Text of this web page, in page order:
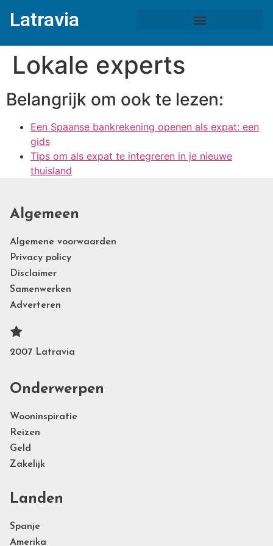
Latravia
Lokale experts
Belangrijk om ook te lezen:
Een Spaanse bankrekening openen als expat: een
gids
Tips om als expat te integreren in je nieuwe
thuisland
Algemeen
Algemene voorwaarden
Privacy policy
Disclaimer
Samenwerken
Adverteren
2007 Latravia
Onderwerpen
Wooninspiratie
Reizen
Geld
Zakelijk
Landen
Spanje
Amerika